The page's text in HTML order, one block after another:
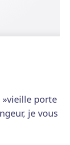
porte
je vous